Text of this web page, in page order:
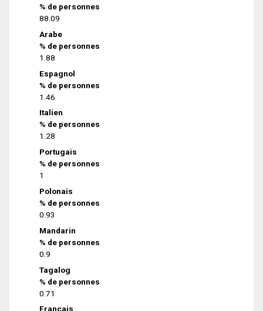
% de personnes
88.09
Arabe
% de personnes
1.88
Espagnol
% de personnes
1.46
Italien
% de personnes
1.28
Portugais
% de personnes
1
Polonais
% de personnes
0.93
Mandarin
% de personnes
0.9
Tagalog
% de personnes
0.71
Français